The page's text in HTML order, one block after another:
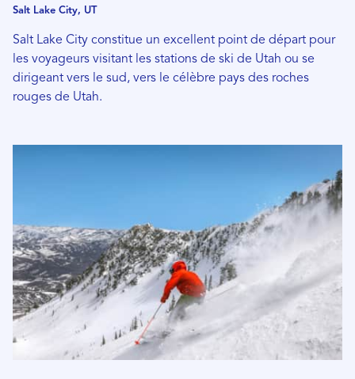
Salt Lake City, UT
Salt Lake City constitue un excellent point de départ pour
les voyageurs visitant les stations de ski de Utah ou se
dirigeant vers le sud, vers le célèbre pays des roches
rouges de Utah.